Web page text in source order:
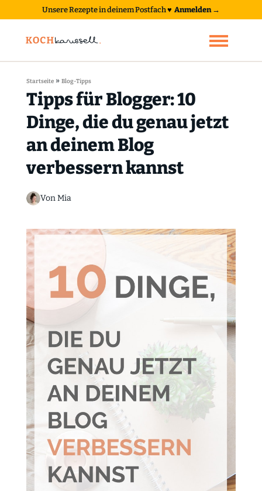
Unsere Rezepte in deinem Postfach♥ Anmelden →
Startseite» Blog-Tipps
Tipps für Blogger: 10
Dinge, die du genau jetzt
an deinem Blog
verbessern kannst
Von Mia